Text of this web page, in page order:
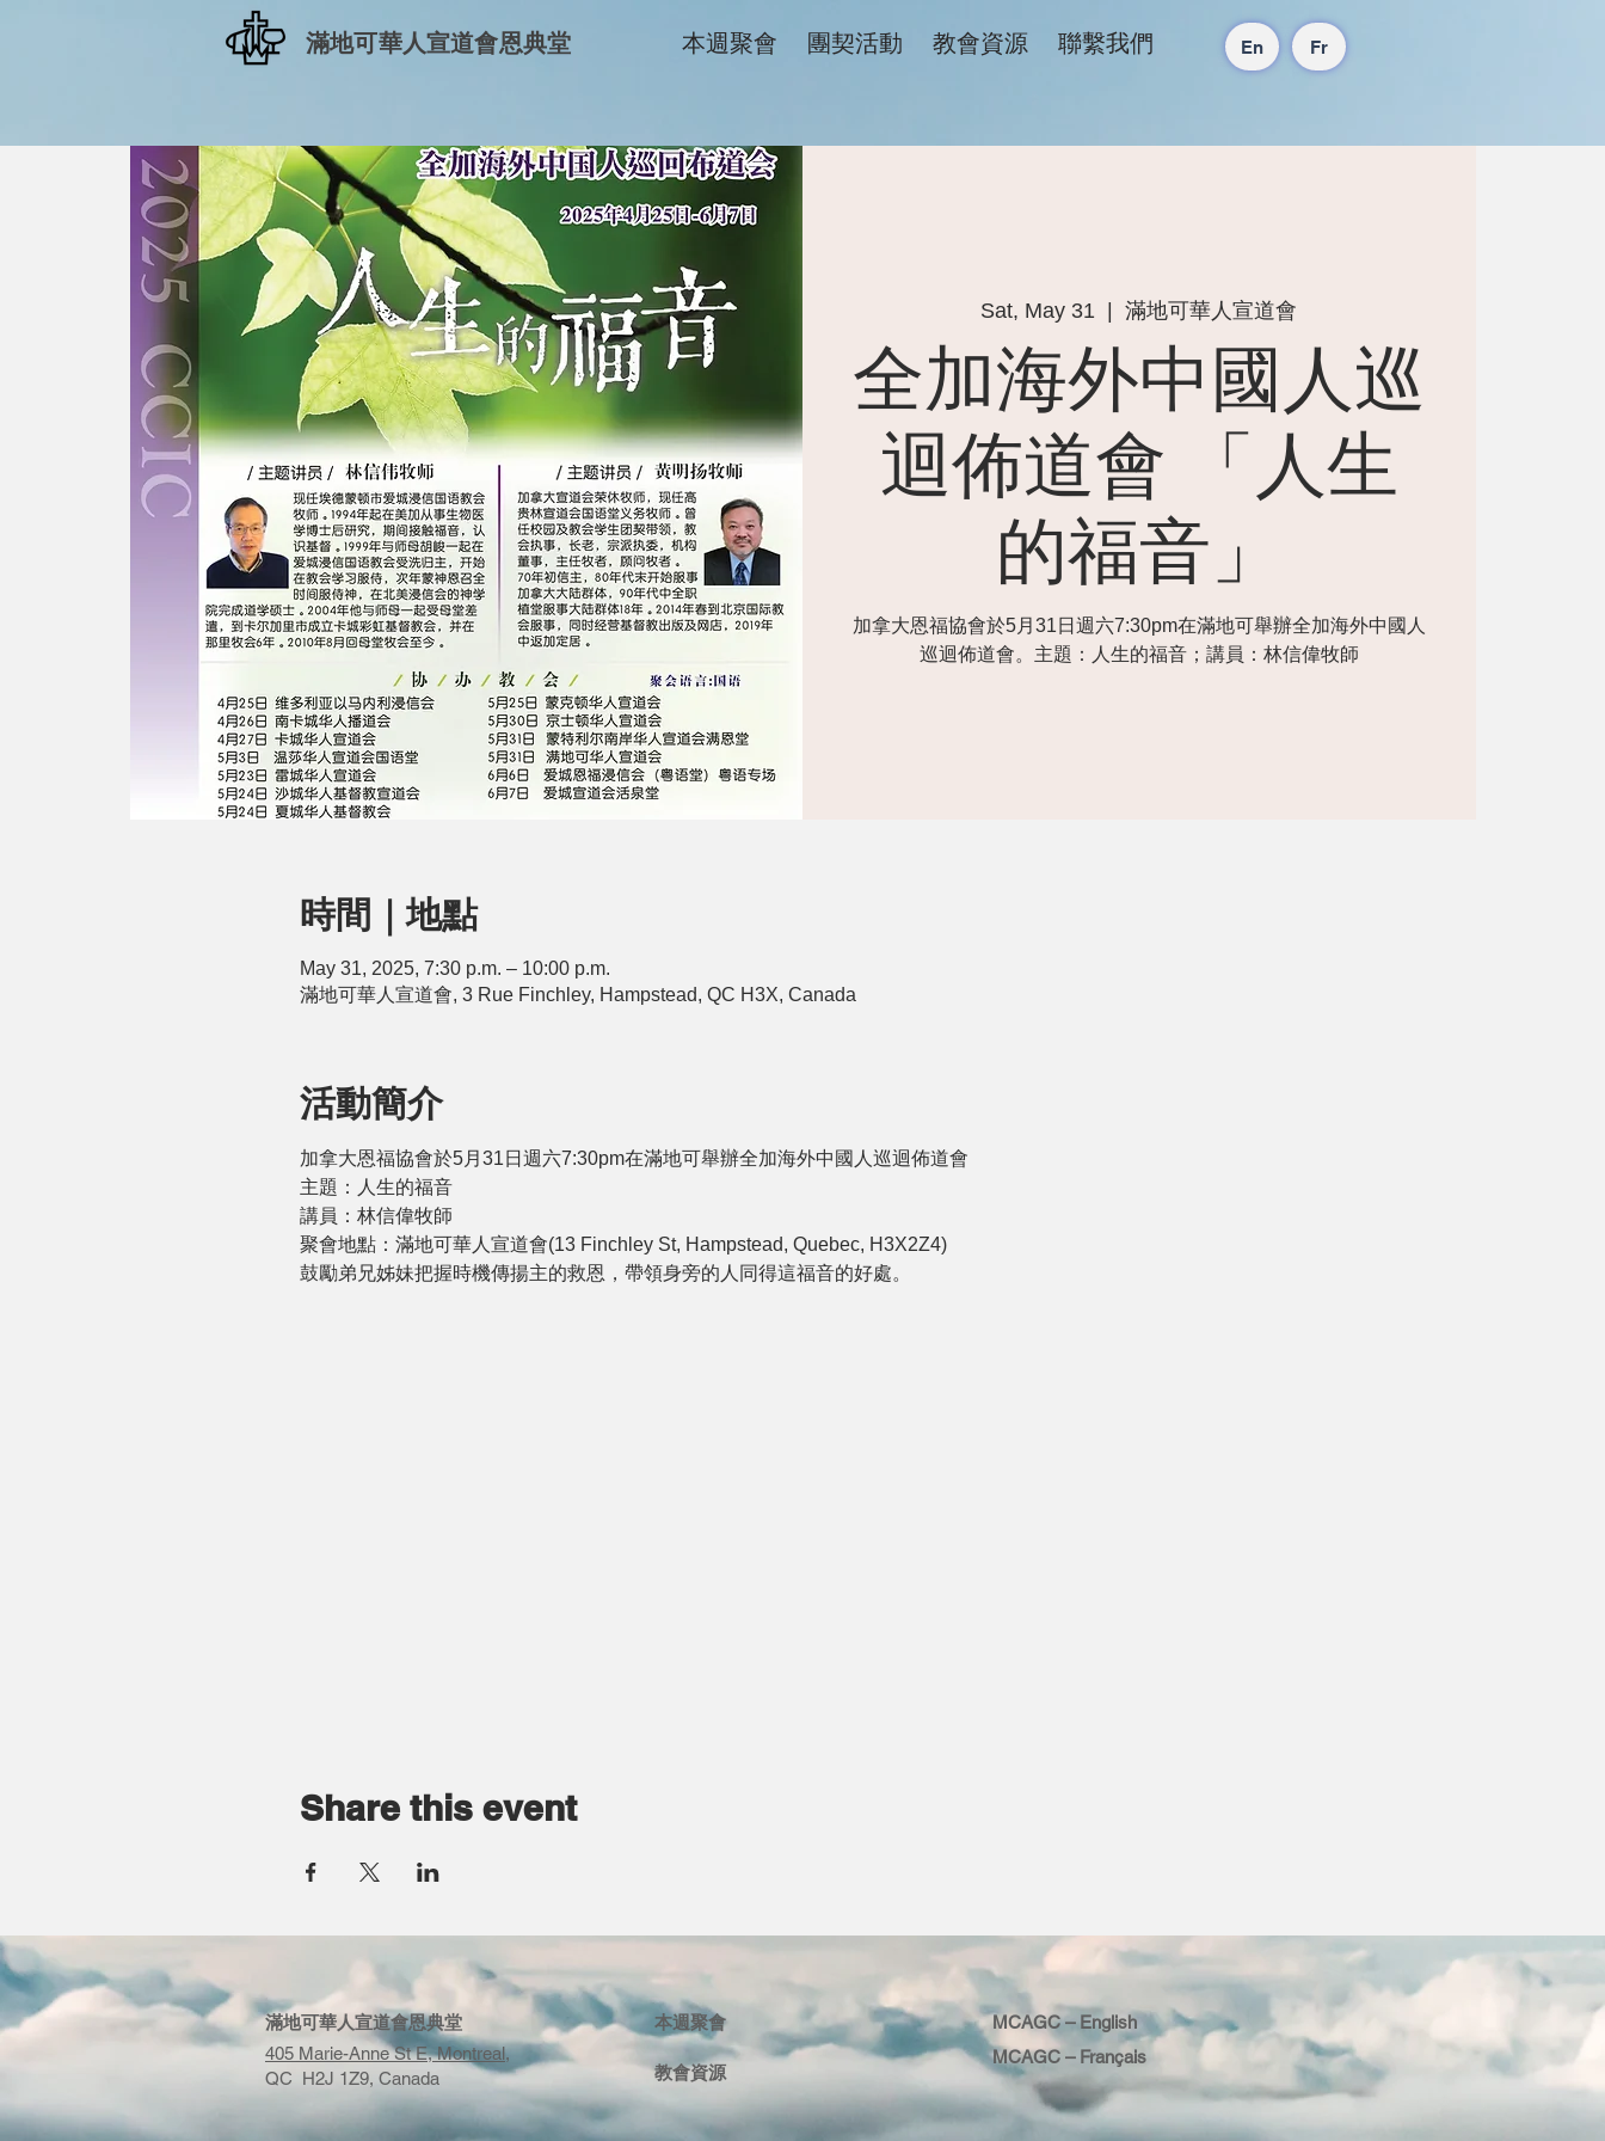
​滿地可華人宣道會恩典堂 本週聚會 團契活動 教會資源 聯繫我們 En Fr
Sat, May 31
  |
滿地可華人宣道會
全加海外中國人巡
迴佈道會 「人生
的福音」
加拿大恩福協會於5月31日週六7:30pm在滿地可舉辦全加海外中國人
巡迴佈道會。主題：人生的福音；講員：林信偉牧師
時間｜地點
May 31, 2025, 7:30 p.m. – 10:00 p.m.
滿地可華人宣道會, 3 Rue Finchley, Hampstead, QC H3X, Canada
活動簡介
加拿大恩福協會於5月31日週六7:30pm在滿地可舉辦全加海外中國人巡迴佈道會
主題：人生的福音
講員：林信偉牧師
聚會地點：滿地可華人宣道會(13 Finchley St, Hampstead, Quebec, H3X2Z4)
鼓勵弟兄姊妹把握時機傳揚主的救恩，帶領身旁的人同得這福音的好處。
Share this event
滿地可華人宣道會恩典堂
405 Marie-Anne St E, Montreal,
QC H2J 1Z9, Canada
本週聚會
教會資源
MCAGC – English
MCAGC – Français